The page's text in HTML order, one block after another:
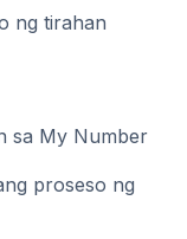
ng tirahan
sa My Number
proseso ng